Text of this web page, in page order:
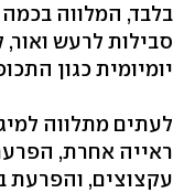
בלבד, המלווה
סבילות לרעש
יומיומית כגון
לעתים מתלווה
ראייה אחרת,
עקצוצים, והפרעת